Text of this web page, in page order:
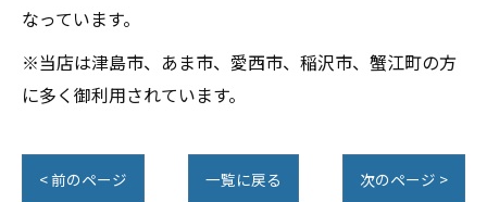
なっています。
※当店は津島市、あま市、愛西市、稲沢市、蟹江町の方
に多く御利用されています。
< 前のページ 一覧に戻る 次のページ >